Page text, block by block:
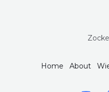
Home About